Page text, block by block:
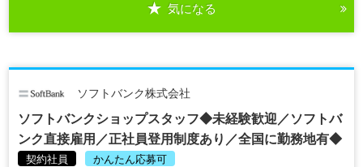
気になる
ソフトバンク株式会社
ソフトバンクショップスタッフ◆未経験歓迎／ソフトバ
ンク直接雇用／正社員登用制度あり／全国に勤務地有◆
契約社員 かんたん応募可